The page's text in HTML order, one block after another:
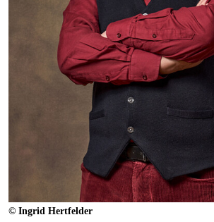
© Ingrid Hertfelder